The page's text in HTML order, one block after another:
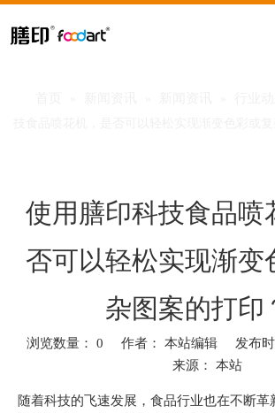
使用膳印科技食品喷
否可以轻松实现渐变
杂图案的打印
浏览数量： 0 作者： 本站编辑 发布时
来源： 本站
随着科技的飞速发展，食品行业也在不断革